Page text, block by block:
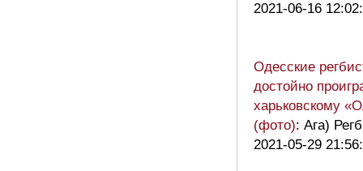
2021-06-16
Одесские
достойно
харьковскому
(фото): Ага)
2021-05-29